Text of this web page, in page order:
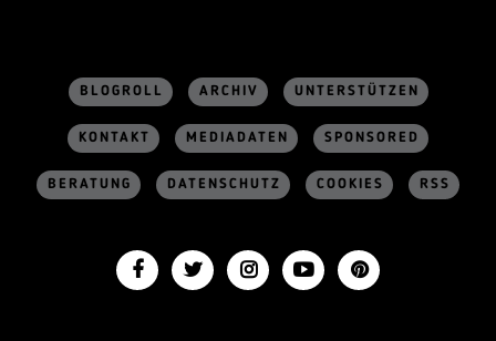
BLOGROLL ARCHIV UNTERSTÜTZEN
KONTAKT MEDIADATEN SPONSORED
BERATUNG DATENSCHUTZ COOKIES RSS